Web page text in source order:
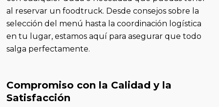
al reservar un foodtruck. Desde consejos sobre la
selección del menú hasta la coordinación logística
en tu lugar, estamos aquí para asegurar que todo
salga perfectamente.
Compromiso con la Calidad y la
Satisfacción